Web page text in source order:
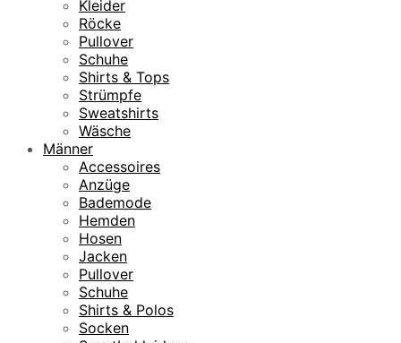
Kleider
Röcke
Pullover
Schuhe
Shirts & Tops
Strümpfe
Sweatshirts
Wäsche
Männer
Accessoires
Anzüge
Bademode
Hemden
Hosen
Jacken
Pullover
Schuhe
Shirts & Polos
Socken